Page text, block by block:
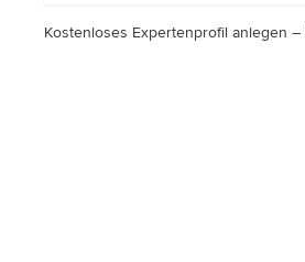
Kostenloses Expertenprofil anlegen –